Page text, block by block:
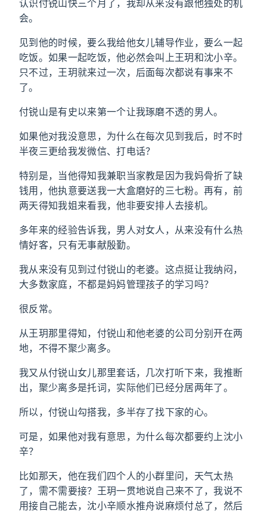
认识付锐山快三个月了，我却从来没有跟他独处的机
会。
见到他的时候，要么我给他女儿辅导作业，要么一起
吃饭。如果一起吃饭，他必然会叫上王玥和沈小辛。
只不过，王玥就来过一次，后面每次都说有事来不
了。
付锐山是有史以来第一个让我琢磨不透的男人。
如果他对我没意思，为什么在每次见到我后，时不时
半夜三更给我发微信、打电话？
特别是，当他得知我兼职当家教是因为我妈骨折了缺
钱用，他执意要送我一大盒磨好的三七粉。再有，前
两天得知我姐来看我，他非要安排人去接机。
多年来的经验告诉我，男人对女人，从来没有什么热
情好客，只有无事献殷勤。
我从来没有见到过付锐山的老婆。这点挺让我纳闷，
大多数家庭，不都是妈妈管理孩子的学习吗？
很反常。
从王玥那里得知，付锐山和他老婆的公司分别开在两
地，不得不聚少离多。
我又从付锐山女儿那里套话，几次打听下来，我推断
出，聚少离多是托词，实际他们已经分居两年了。
所以，付锐山勾搭我，多半存了找下家的心。
可是，如果他对我有意思，为什么每次都要约上沈小
辛？
比如那天，他在我们四个人的小群里问，天气太热
了，需不需要接？王玥一贯地说自己来不了，我说不
用接自己能去，沈小辛顺水推舟说麻烦付总了，然后